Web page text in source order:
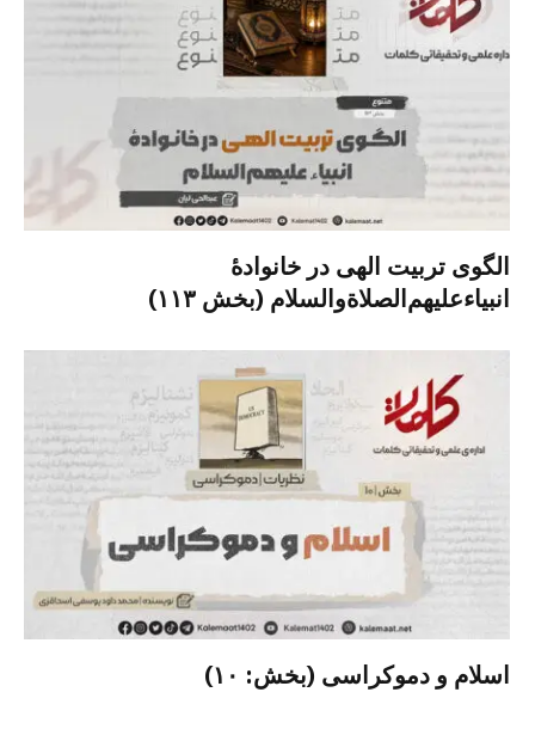
الگوی تربیت الهی در خانوادۀ
انبیاءعلیهم‌الصلاةو‌السلام (بخش ۱۱۳)
اسلام و دموکراسی (بخش: ۱۰)